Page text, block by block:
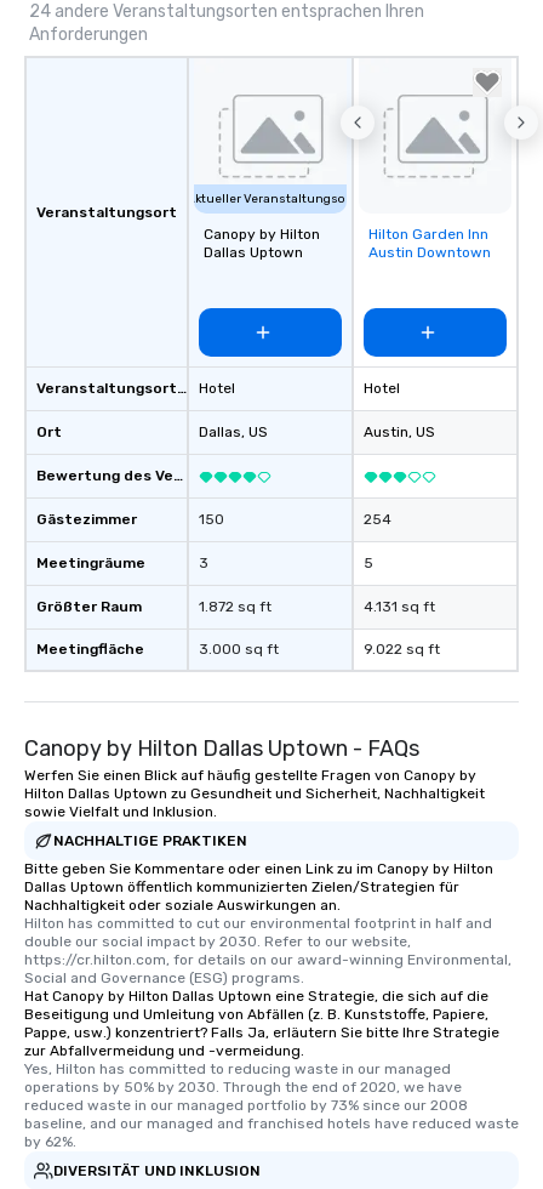
24 andere Veranstaltungsorten entsprachen Ihren
Anforderungen
Veranstaltungsort
Veranstaltungsortstyp
Ort
Bewertung des Veranstaltungsortes
Gästezimmer
Meetingräume
Größter Raum
Meetingfläche
Aktueller Veranstaltungsort
Canopy by Hilton
Dallas Uptown
Hotel
Dallas, US
150
3
1.872 sq ft
3.000 sq ft
Removed from
favorites
Hilton Garden Inn
Austin Downtown
Hotel
Austin, US
254
5
4.131 sq ft
9.022 sq ft
Canopy by Hilton Dallas Uptown - FAQs
Werfen Sie einen Blick auf häufig gestellte Fragen von Canopy by
Hilton Dallas Uptown zu Gesundheit und Sicherheit, Nachhaltigkeit
sowie Vielfalt und Inklusion.
NACHHALTIGE PRAKTIKEN
Bitte geben Sie Kommentare oder einen Link zu im Canopy by Hilton
Dallas Uptown öffentlich kommunizierten Zielen/Strategien für
Nachhaltigkeit oder soziale Auswirkungen an.
Hilton has committed to cut our environmental footprint in half and
double our social impact by 2030. Refer to our website,
https://cr.hilton.com, for details on our award-winning Environmental,
Social and Governance (ESG) programs.
Hat Canopy by Hilton Dallas Uptown eine Strategie, die sich auf die
Beseitigung und Umleitung von Abfällen (z. B. Kunststoffe, Papiere,
Pappe, usw.) konzentriert? Falls Ja, erläutern Sie bitte Ihre Strategie
zur Abfallvermeidung und -vermeidung.
Yes, Hilton has committed to reducing waste in our managed
operations by 50% by 2030. Through the end of 2020, we have
reduced waste in our managed portfolio by 73% since our 2008
baseline, and our managed and franchised hotels have reduced waste
by 62%.
DIVERSITÄT UND INKLUSION